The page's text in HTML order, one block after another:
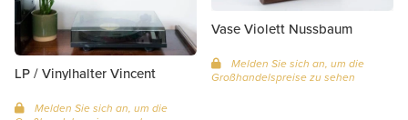
LP / Vinylhalter Vincent
Melden Sie sich an, um die
Vase Violett Nussbaum
Melden Sie sich an, um die
Großhandelspreise zu sehen